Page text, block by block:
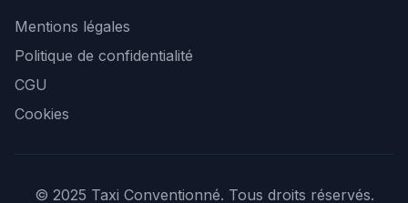
Mentions légales
Politique de confidentialité
CGU
Cookies
© 2025 Taxi Conventionné. Tous droits réservés.